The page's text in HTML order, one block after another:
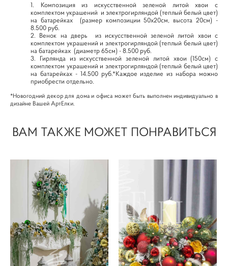
Композиция из искусственной зеленой литой хвои с
комплектом украшений и электрогирляндой (теплый белый цвет)
на батарейках (размер композиции 50х20см, высота 20см) -
8.500 руб.
Венок на дверь из искусственной зеленой литой хвои с
комплектом украшений и электрогирляндой (теплый белый цвет)
на батарейках (диаметр 65см) - 8.500 руб.
Гирлянда из искусственной зеленой литой хвои (150см) с
комплектом украшений и электрогирляндой (теплый белый цвет)
на батарейках - 14.500 руб.*Каждое изделие из набора можно
приобрести отдельно.
*Новогодний декор для дома и офиса может быть выполнен индивидуально в
дизайне Вашей АртЕлки.
ВАМ ТАКЖЕ МОЖЕТ ПОНРАВИТЬСЯ